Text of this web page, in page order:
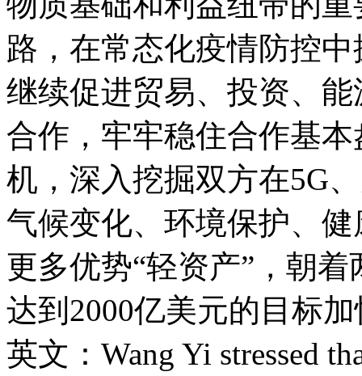
路，在常态化疫情防控
继续促进贸易、投资、
合作，牢牢稳住合作基
机，深入挖掘双方在5G
气候变化、环境保护、
更多优势“轻资产”，朝
达到2000亿美元的目标
英文：Wang Yi stressed